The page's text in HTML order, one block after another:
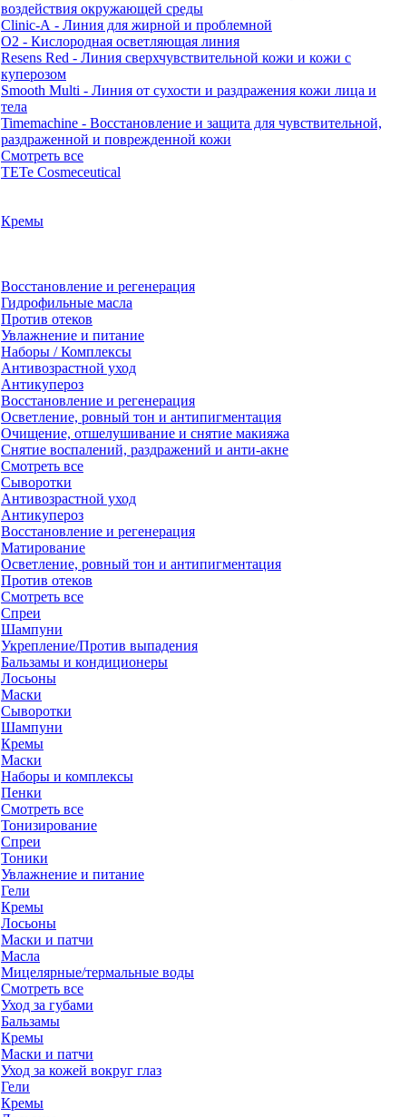
воздействия окружающей среды
Clinic-A - Линия для жирной и проблемной
O2 - Кислородная осветляющая линия
Resens Red - Линия сверхчувствительной кожи и кожи с
куперозом
Smooth Multi - Линия от сухости и раздражения кожи лица и
тела
Timemachine - Восстановление и защита для чувствительной,
раздраженной и поврежденной кожи
Смотреть все
TETe Cosmeceutical
Кремы
Восстановление и регенерация
Гидрофильные масла
Против отеков
Увлажнение и питание
Наборы / Комплексы
Антивозрастной уход
Антикупероз
Восстановление и регенерация
Осветление, ровный тон и антипигментация
Очищение, отшелушивание и снятие макияжа
Снятие воспалений, раздражений и анти-акне
Смотреть все
Сыворотки
Антивозрастной уход
Антикупероз
Восстановление и регенерация
Матирование
Осветление, ровный тон и антипигментация
Против отеков
Смотреть все
Спреи
Шампуни
Укрепление/Против выпадения
Бальзамы и кондиционеры
Лосьоны
Маски
Сыворотки
Шампуни
Кремы
Маски
Наборы и комплексы
Пенки
Смотреть все
Тонизирование
Спреи
Тоники
Увлажнение и питание
Гели
Кремы
Лосьоны
Маски и патчи
Масла
Мицелярные/термальные воды
Смотреть все
Уход за губами
Бальзамы
Кремы
Маски и патчи
Уход за кожей вокруг глаз
Гели
Кремы